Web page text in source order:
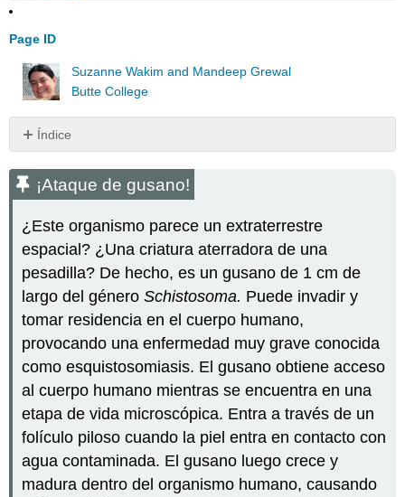
Page ID
Suzanne Wakim and Mandeep Grewal
Butte College
Índice
de
gusano!
Huésped
vs.
Patógeno
¿Qué
es
Sistema
Inmune?
Sistema
Inmune
Innato
Sistema
Inmune
Adaptativo
Yo
¡Ataque de gusano!
¿Este organismo parece un extraterrestre
espacial? ¿Una criatura aterradora de una
pesadilla? De hecho, es un gusano de 1 cm de
largo del géneroSchistosoma. Puede invadir y
tomar residencia en el cuerpo humano,
provocando una enfermedad muy grave conocida
como esquistosomiasis. El gusano obtiene acceso
al cuerpo humano mientras se encuentra en una
etapa de vida microscópica. Entra a través de un
folículo piloso cuando la piel entra en contacto con
agua contaminada. El gusano luego crece y
madura dentro del organismo humano, causando